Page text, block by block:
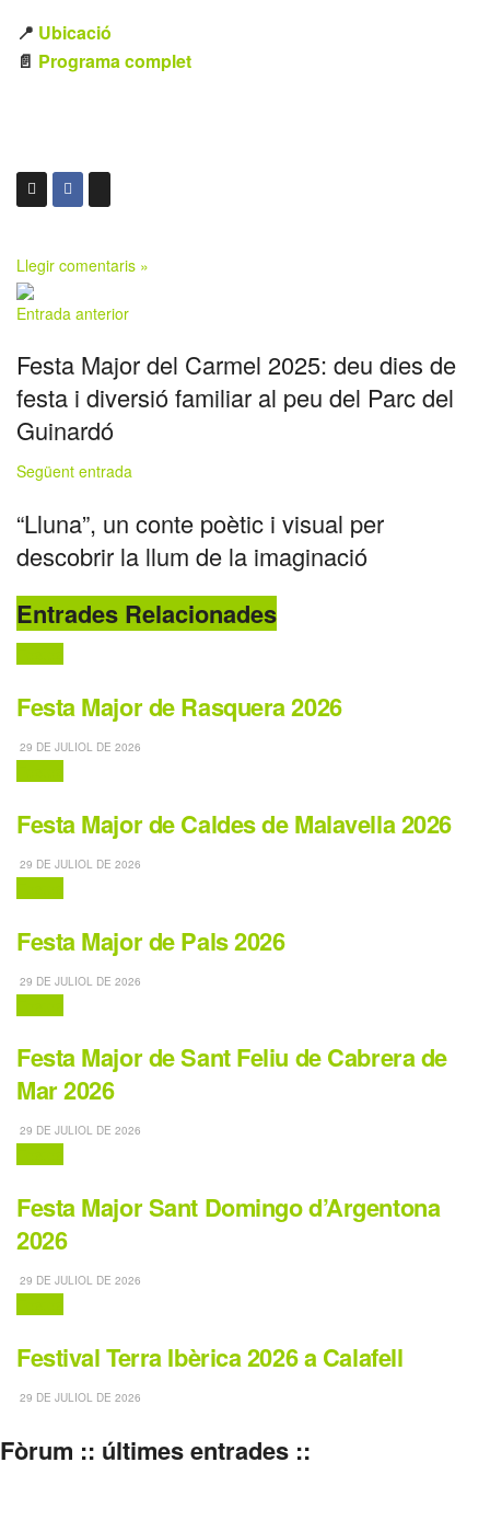
📍 Ubicació
📄 Programa complet
Llegir comentaris »
Entrada anterior
Festa Major del Carmel 2025: deu dies de
festa i diversió familiar al peu del Parc del
Guinardó
Següent entrada
“Lluna”, un conte poètic i visual per
descobrir la llum de la imaginació
Entrades Relacionades
Festa Major de Rasquera 2026
29 DE JULIOL DE 2026
Festa Major de Caldes de Malavella 2026
29 DE JULIOL DE 2026
Festa Major de Pals 2026
29 DE JULIOL DE 2026
Festa Major de Sant Feliu de Cabrera de
Mar 2026
29 DE JULIOL DE 2026
Festa Major Sant Domingo d’Argentona
2026
29 DE JULIOL DE 2026
Festival Terra Ibèrica 2026 a Calafell
29 DE JULIOL DE 2026
Fòrum :: últimes entrades ::